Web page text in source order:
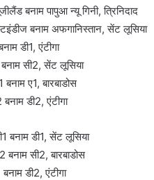
बनाम पापुआ न्यू गिनी, त्रिनिदाद
बनाम अफगानिस्तान, सेंट लूसिया
डी1, एंटीगा
सी2, सेंट लूसिया
ए1, बारबाडोस
डी2, एंटीगा
बनाम डी1, सेंट लूसिया
सी2, बारबाडोस
डी2, एंटीगा